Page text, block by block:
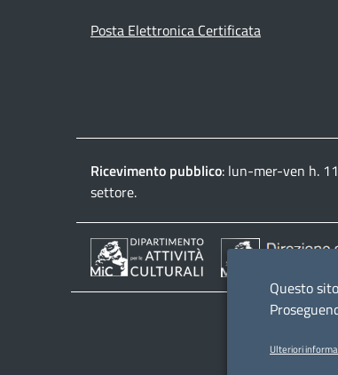
Posta Elettronica Certificata
Ricevimento pubblico: lun-mer-ven h.
settore.
Questo
Ulteriori